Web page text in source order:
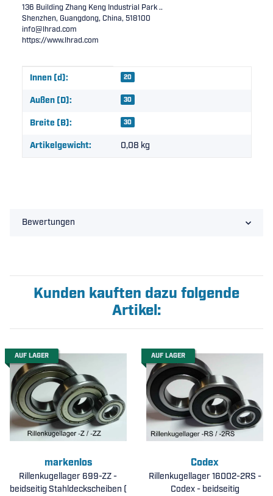
136 Building Zhang Keng Industrial Park ..
Shenzhen, Guangdong, China, 518100
info@lhrad.com
https://www.lhrad.com
Produkteigenschaft
Wert
Innen (d): 20
Außen (D): 30
Breite (B): 30
Artikelgewicht: 0,08 kg
Bewertungen
Kunden kauften dazu folgende
Artikel:
AUF LAGER
markenlos
Rillenkugellager 699-ZZ -
beidseitig Stahldeckscheiben (
AUF LAGER
Codex
Rillenkugellager 16002-2RS -
Codex - beidseitig